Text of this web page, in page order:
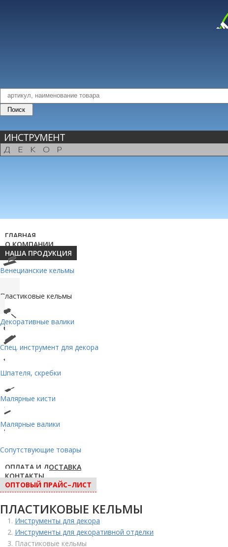
ИНСТРУМЕНТ
ДЕКОР
ГЛАВНАЯ
О КОМПАНИИ
НАША ПРОДУКЦИЯ
Венецианские кельмы
Пластиковые кельмы
Декоративные валики
Спец. инструмент для декора
Шпателя, скребки
Малярные кисти
Малярные валики
Сопутствующие товары
ОПЛАТА И ДОСТАВКА
КОНТАКТЫ
ОПТОВЫЙ ПРАЙС–ЛИСТ
ПЛАСТИКОВЫЕ КЕЛЬМЫ
Инструменты для декора
Инструменты для декоративной отделки
Пластиковые кельмы